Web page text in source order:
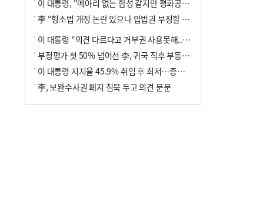
이 대통령, "메아리 없는 함성 같지만 평화공존책 계속해야"
李 “형소법 개정 논란 있으나 입법권 부정할 만큼은 아냐”(종합)
이 대통령 "의견 다르다고 거부권 사용못해.. 입법권 부정할 상황이라 보기 어려워"
부정평가 첫 50% 넘어선 李, 귀국 직후 부동산·증시 점검(종합)
이 대통령 지지율 45.9% 취임 후 최저…증시 폭락·연임 개헌 논란 영향
李, 보완수사권 폐지 침묵 두고 의견 분분